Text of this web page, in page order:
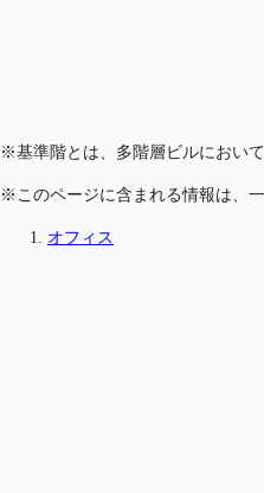
※基準階とは、多階層ビルにおい
※このページに含まれる情報は、
オフィス